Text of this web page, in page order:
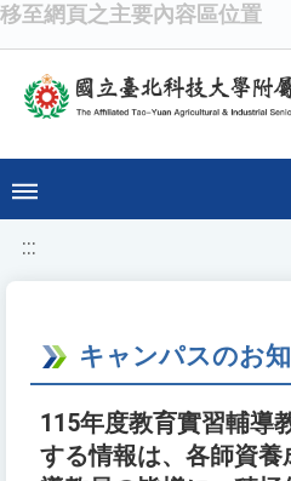
移至網頁之主要內容區位置
:::
キャンパスのお
115年度教育實習輔導
する情報は、各師資